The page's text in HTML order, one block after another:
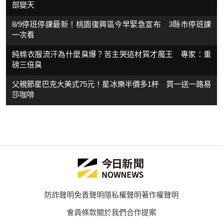
部變天
8/9停班停課最新！桃園復興區今早緊急宣布 3縣市停班課
一次看
純棉衣服流汗為什麼臭爆？苦主哭這材質才魔王 專家：重
磅三倍臭
父親節星巴克大美式75元！星冰樂半價多1杯 買一送一路易
莎咖啡
防詐聲明免責聲明隱私權聲明著作權聲明
會員條款關於我們合作提案